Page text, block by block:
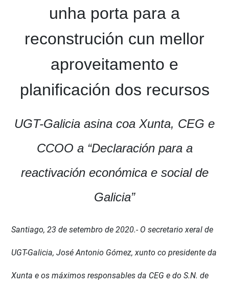
unha porta para a
reconstrución cun mellor
aproveitamento e
planificación dos recursos
UGT-Galicia asina coa Xunta, CEG e
CCOO a “Declaración para a
reactivación económica e social de
Galicia”
Santiago, 23 de setembro de 2020.- O secretario xeral de
UGT-Galicia, José Antonio Gómez, xunto co presidente da
Xunta e os máximos responsables da CEG e do S.N. de